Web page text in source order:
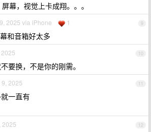
幕，视觉上卡成翔。。。
9
2025 via iPhone 1
和音箱好太多
10
要换，不是你的刚需。
11
9, 2025
一直有
12
2025